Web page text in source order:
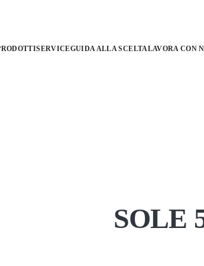
SERVICEGUIDA ALLA SCELTALAVORA CON
SOLE